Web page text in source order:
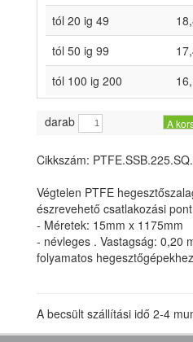
tól 20 ig 49
tól 50 ig 99
tól 100 ig 200
darab A
Cikkszám:
Végtelen PTFE
észrevehető csatlakozási
- Méretek: 15mm x 1175mm
- névleges . Vastagság: 0,20
folyamatos hegesztőgépekhez
A becsült szállítási idő 2-4